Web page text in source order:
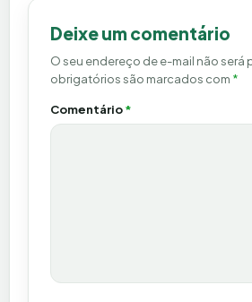
Deixe um comentário
O seu endereço de e-mail não será
obrigatórios são marcados com *
Comentário*